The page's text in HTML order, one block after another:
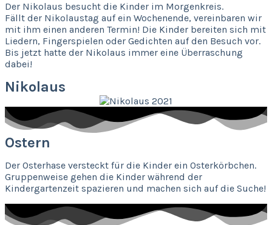
Der Nikolaus besucht die Kinder im Morgenkreis.
Fällt der Nikolaustag auf ein Wochenende, vereinbaren wir
mit ihm einen anderen Termin! Die Kinder bereiten sich mit
Liedern, Fingerspielen oder Gedichten auf den Besuch vor.
Bis jetzt hatte der Nikolaus immer eine Überraschung
dabei!
Nikolaus
Ostern
Der Osterhase versteckt für die Kinder ein Osterkörbchen.
Gruppenweise gehen die Kinder während der
Kindergartenzeit spazieren und machen sich auf die Suche!